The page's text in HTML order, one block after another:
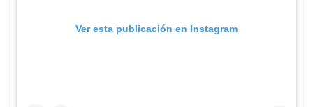
Ver esta publicación en Instagram